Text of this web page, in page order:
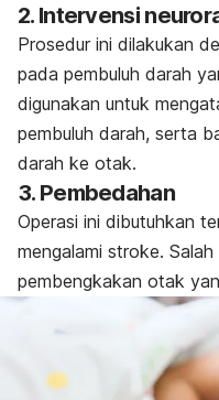
2. Intervensi
Prosedur ini dilakukan
pada pembuluh darah
digunakan untuk
pembuluh darah, serta
darah ke otak.
3. Pembedahan
Operasi ini dibutuhkan
mengalami stroke.
pembengkakan otak